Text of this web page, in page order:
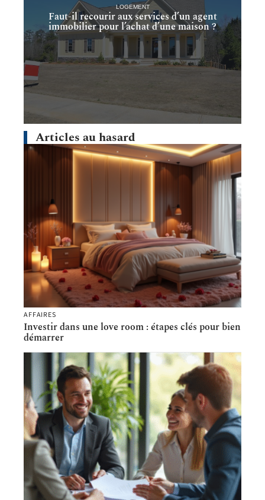
LOGEMENT
Faut-il recourir aux services d’un agent
immobilier pour l’achat d’une maison ?
Articles au hasard
AFFAIRES
Investir dans une love room : étapes clés pour bien
démarrer